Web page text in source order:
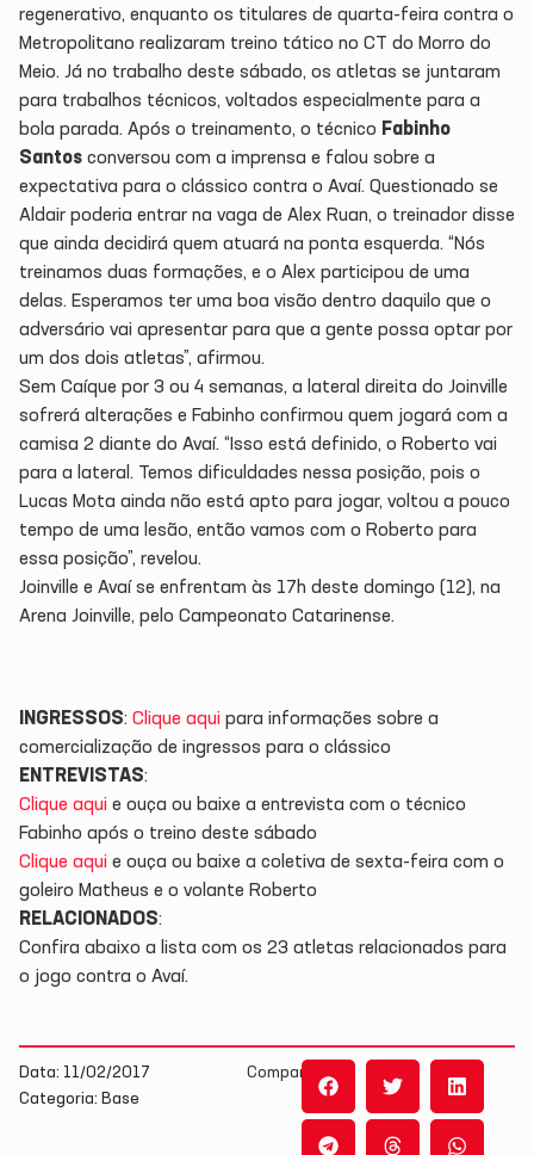
regenerativo, enquanto os titulares de quarta-feira contra o
Metropolitano realizaram treino tático no CT do Morro do
Meio. Já no trabalho deste sábado, os atletas se juntaram
para trabalhos técnicos, voltados especialmente para a
bola parada. Após o treinamento, o técnico Fabinho
Santos conversou com a imprensa e falou sobre a
expectativa para o clássico contra o Avaí. Questionado se
Aldair poderia entrar na vaga de Alex Ruan, o treinador disse
que ainda decidirá quem atuará na ponta esquerda. “Nós
treinamos duas formações, e o Alex participou de uma
delas. Esperamos ter uma boa visão dentro daquilo que o
adversário vai apresentar para que a gente possa optar por
um dos dois atletas”, afirmou.
Sem Caíque por 3 ou 4 semanas, a lateral direita do Joinville
sofrerá alterações e Fabinho confirmou quem jogará com a
camisa 2 diante do Avaí. “Isso está definido, o Roberto vai
para a lateral. Temos dificuldades nessa posição, pois o
Lucas Mota ainda não está apto para jogar, voltou a pouco
tempo de uma lesão, então vamos com o Roberto para
essa posição”, revelou.
Joinville e Avaí se enfrentam às 17h deste domingo (12), na
Arena Joinville, pelo Campeonato Catarinense.
INGRESSOS: Clique aqui para informações sobre a
comercialização de ingressos para o clássico
ENTREVISTAS:
Clique aqui e ouça ou baixe a entrevista com o técnico
Fabinho após o treino deste sábado
Clique aqui e ouça ou baixe a coletiva de sexta-feira com o
goleiro Matheus e o volante Roberto
RELACIONADOS:
Confira abaixo a lista com os 23 atletas relacionados para
o jogo contra o Avaí.
Data: 11/02/2017
Categoria: Base
Compartilhe: